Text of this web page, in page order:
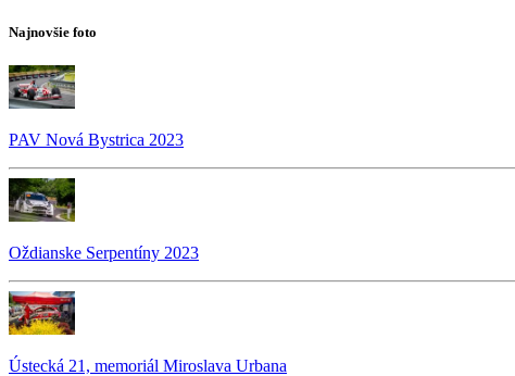
Najnovšie foto
PAV Nová Bystrica 2023
Oždianske Serpentíny 2023
Ústecká 21, memoriál Miroslava Urbana